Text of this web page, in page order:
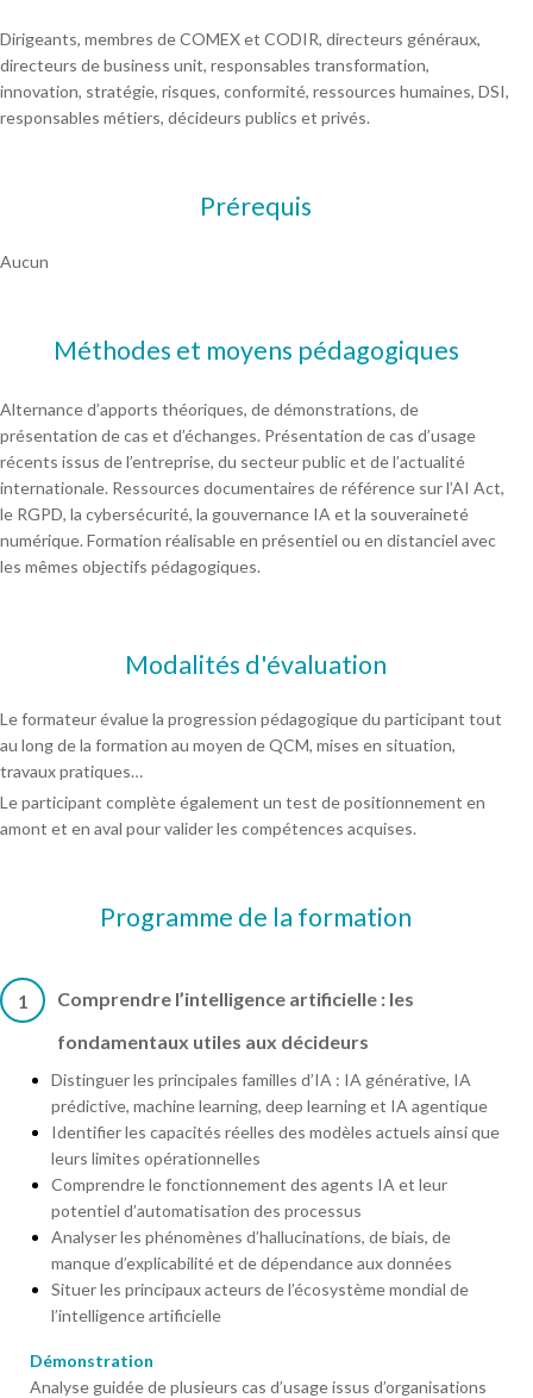
Dirigeants, membres de COMEX et CODIR, directeurs généraux,
directeurs de business unit, responsables transformation,
innovation, stratégie, risques, conformité, ressources humaines, DSI,
responsables métiers, décideurs publics et privés.
Prérequis
Aucun
Méthodes et moyens pédagogiques
Alternance d’apports théoriques, de démonstrations, de
présentation de cas et d’échanges. Présentation de cas d’usage
récents issus de l’entreprise, du secteur public et de l’actualité
internationale. Ressources documentaires de référence sur l’AI Act,
le RGPD, la cybersécurité, la gouvernance IA et la souveraineté
numérique. Formation réalisable en présentiel ou en distanciel avec
les mêmes objectifs pédagogiques.
Modalités d'évaluation
Le formateur évalue la progression pédagogique du participant tout
au long de la formation au moyen de QCM, mises en situation,
travaux pratiques…
Le participant complète également un test de positionnement en
amont et en aval pour valider les compétences acquises.
Programme de la formation
1
Comprendre l’intelligence artificielle : les
fondamentaux utiles aux décideurs
Distinguer les principales familles d’IA : IA générative, IA
prédictive, machine learning, deep learning et IA agentique
Identifier les capacités réelles des modèles actuels ainsi que
leurs limites opérationnelles
Comprendre le fonctionnement des agents IA et leur
potentiel d’automatisation des processus
Analyser les phénomènes d’hallucinations, de biais, de
manque d’explicabilité et de dépendance aux données
Situer les principaux acteurs de l’écosystème mondial de
l’intelligence artificielle
Démonstration
Analyse guidée de plusieurs cas d’usage issus d’organisations